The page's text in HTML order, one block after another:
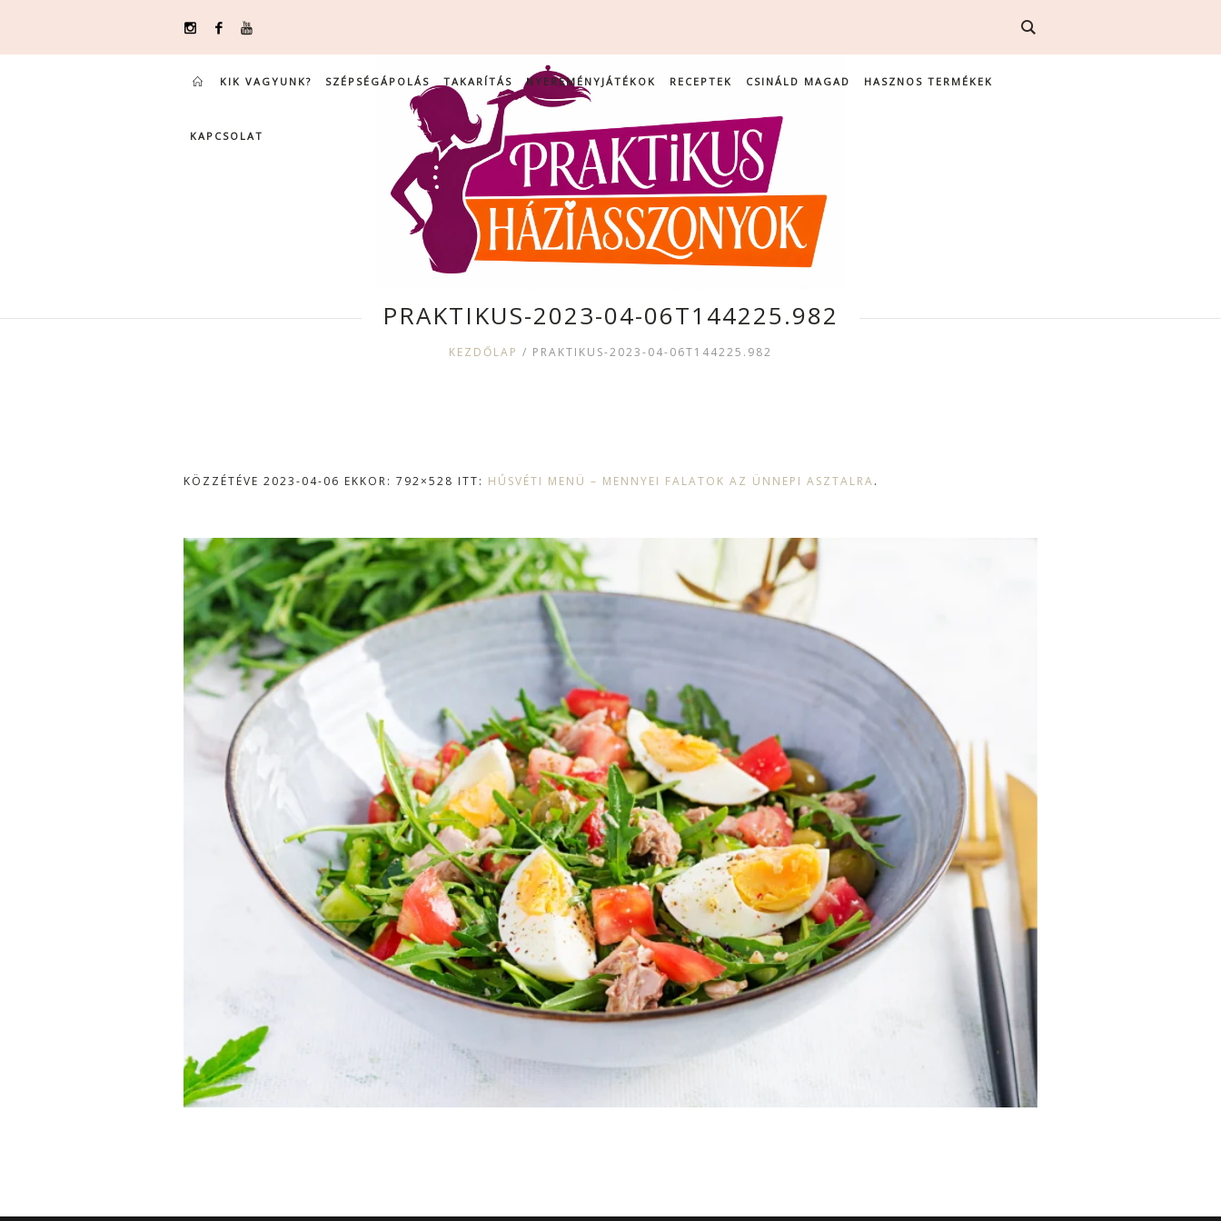
KIK VAGYUNK? SZÉPSÉGÁPOLÁS TAKARÍTÁS NYEREMÉNYJÁTÉKOK RECEPTEK CSINÁLD MAGAD HASZNOS TERMÉKEK
KAPCSOLAT
PRAKTIKUS-2023-04-06T144225.982
KEZDŐLAP / PRAKTIKUS-2023-04-06T144225.982
KÖZZÉTÉVE 2023-04-06 EKKOR: 792×528 ITT: HÚSVÉTI MENÜ – MENNYEI FALATOK AZ ÜNNEPI ASZTALRA.